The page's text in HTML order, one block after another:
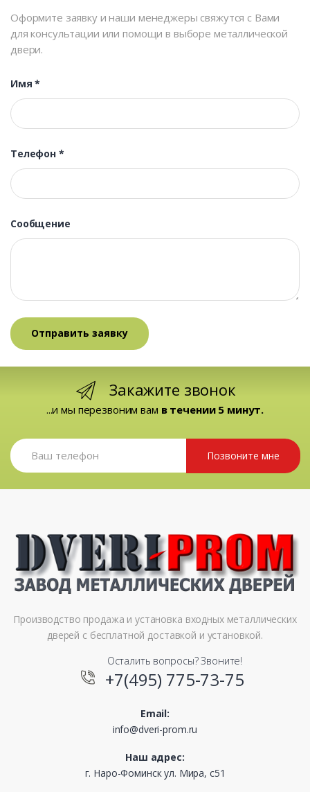
Оформите заявку и наши менеджеры свяжутся с Вами
для консультации или помощи в выборе металлической
двери.
Имя*
Телефон *
Сообщение
Закажите звонок
...и мы перезвоним вам в течении 5 минут.
Позвоните мне
Производство продажа и установка входных металлических
дверей с бесплатной доставкой и установкой.
Осталить вопросы? Звоните!
+7(495) 775-73-75
Email:
info@dveri-prom.ru
Наш адрес:
г. Наро-Фоминск ул. Мира, с51